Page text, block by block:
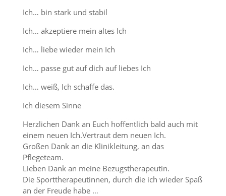
Ich… bin stark und stabil
Ich… akzeptiere mein altes Ich
Ich… liebe wieder mein Ich
Ich… passe gut auf dich auf liebes Ich
Ich… weiß, Ich schaffe das.
Ich diesem Sinne
Herzlichen Dank an Euch hoffentlich bald auch mit
einem neuen Ich.Vertraut dem neuen Ich.
Großen Dank an die Klinikleitung, an das
Pflegeteam.
Lieben Dank an meine Bezugstherapeutin.
Die Sporttherapeutinnen, durch die ich wieder Spaß
an der Freude habe …